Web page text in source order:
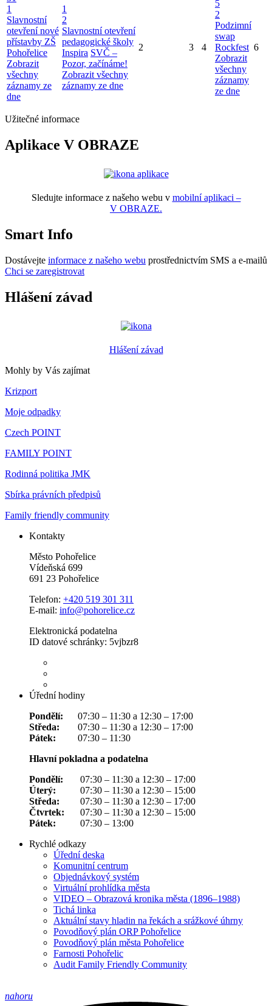
1
Slavnostní
otevření nové
přístavby ZŠ
Pohořelice
Zobrazit
všechny
záznamy ze
dne
1
2
Slavnostní otevření
pedagogické školy
Inspira SVČ –
Pozor, začínáme!
Zobrazit všechny
záznamy ze dne
2 3 4
5
2
Podzimní
swap
Rockfest
Zobrazit
všechny
záznamy
ze dne
6
Užitečné informace
Aplikace V OBRAZE
Sledujte informace z našeho webu v mobilní aplikaci –
V OBRAZE.
Smart Info
Dostávejte informace z našeho webu prostřednictvím SMS a e-mailů
Chci se zaregistrovat
Hlášení závad
Hlášení závad
Mohly by Vás zajímat
Krizport
Moje odpadky
Czech POINT
FAMILY POINT
Rodinná politika JMK
Sbírka právních předpisů
Family friendly community
Kontakty
Město Pohořelice
Vídeňská 699
691 23 Pohořelice
Telefon: +420 519 301 311
E-mail: info@pohorelice.cz
Elektronická podatelna
ID datové schránky: 5vjbzr8
Úřední hodiny
Pondělí:
07:30 – 11:30 a 12:30 – 17:00
Středa:
07:30 – 11:30 a 12:30 – 17:00
Pátek:
07:30 – 11:30
Hlavní pokladna a podatelna
Pondělí:
07:30 – 11:30 a 12:30 – 17:00
Úterý:
07:30 – 11:30 a 12:30 – 15:00
Středa:
07:30 – 11:30 a 12:30 – 17:00
Čtvrtek:
07:30 – 11:30 a 12:30 – 15:00
Pátek:
07:30 – 13:00
Rychlé odkazy
Úřední deska
Komunitní centrum
Objednávkový systém
Virtuální prohlídka města
VIDEO – Obrazová kronika města (1896–1988)
Tichá linka
Aktuální stavy hladin na řekách a srážkové úhrny
Povodňový plán ORP Pohořelice
Povodňový plán města Pohořelice
Farnosti Pohořelic
Audit Family Friendly Community
nahoru